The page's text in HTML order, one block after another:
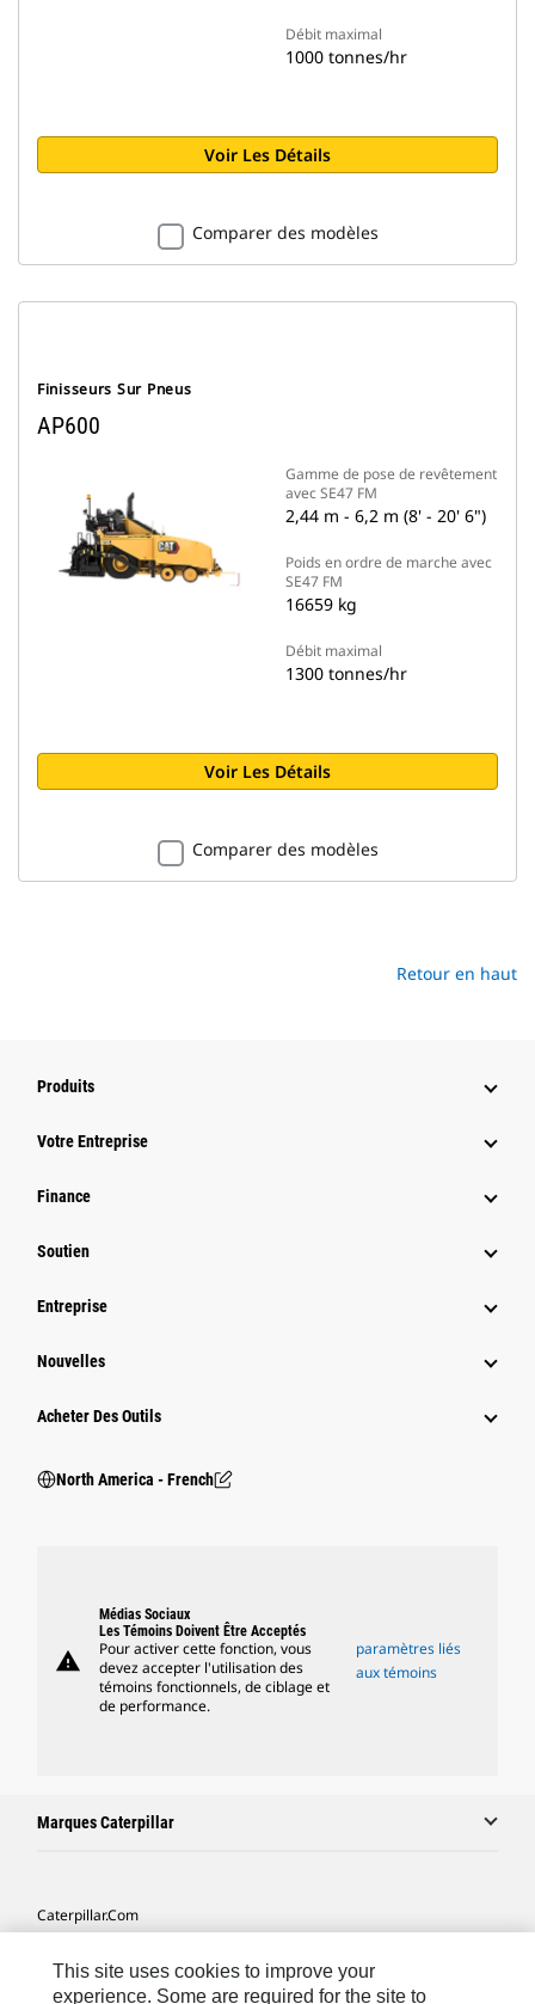
Débit maximal
1000 tonnes/hr
Voir Les Détails
Comparer des modèles
Finisseurs Sur Pneus
AP600
Gamme de pose de revêtement
avec SE47 FM
2,44 m - 6,2 m (8' - 20' 6")
Poids en ordre de marche avec
SE47 FM
16659 kg
Débit maximal
1300 tonnes/hr
Voir Les Détails
Comparer des modèles
Retour en haut
Produits
Votre Entreprise
Finance
Soutien
Entreprise
Nouvelles
Acheter Des Outils
North America - French
warning
Médias Sociaux
Les Témoins Doivent Être Acceptés
Pour activer cette fonction, vous
devez accepter l'utilisation des
témoins fonctionnels, de ciblage et
de performance.
paramètres liés
aux témoins
Marques Caterpillar
Caterpillar.com
Mes Préférences Marketing
This site uses cookies to improve your
experience. Some are required for the site to